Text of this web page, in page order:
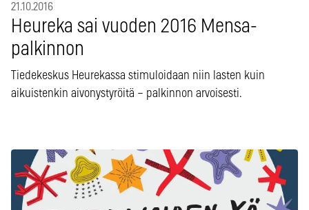
21.10.2016
Heureka sai vuoden 2016 Mensa-
palkinnon
Tiedekeskus Heurekassa stimuloidaan niin lasten kuin
aikuistenkin aivonystyröitä – palkinnon arvoisesti.